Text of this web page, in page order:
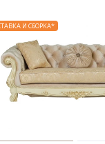
И СБОРКА*